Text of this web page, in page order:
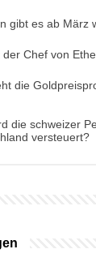
gibt es ab März
der Chef von
die
die schweizer
versteuert?